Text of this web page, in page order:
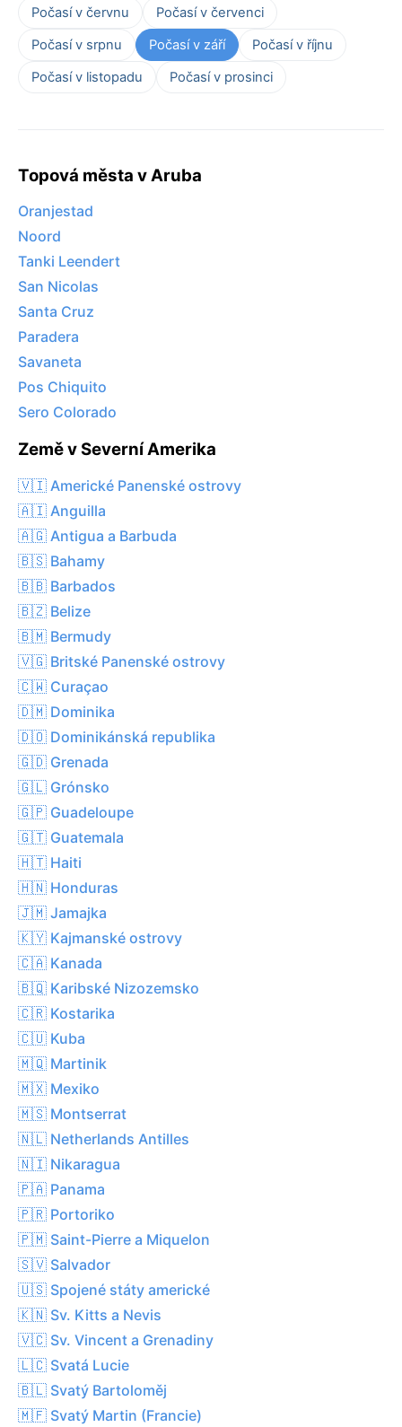
Počasí v červnu
Počasí v červenci
Počasí v srpnu
Počasí v září
Počasí v říjnu
Počasí v listopadu
Počasí v prosinci
Topová města v Aruba
Oranjestad
Noord
Tanki Leendert
San Nicolas
Santa Cruz
Paradera
Savaneta
Pos Chiquito
Sero Colorado
Země v Severní Amerika
🇻🇮 Americké Panenské ostrovy
🇦🇮 Anguilla
🇦🇬 Antigua a Barbuda
🇧🇸 Bahamy
🇧🇧 Barbados
🇧🇿 Belize
🇧🇲 Bermudy
🇻🇬 Britské Panenské ostrovy
🇨🇼 Curaçao
🇩🇲 Dominika
🇩🇴 Dominikánská republika
🇬🇩 Grenada
🇬🇱 Grónsko
🇬🇵 Guadeloupe
🇬🇹 Guatemala
🇭🇹 Haiti
🇭🇳 Honduras
🇯🇲 Jamajka
🇰🇾 Kajmanské ostrovy
🇨🇦 Kanada
🇧🇶 Karibské Nizozemsko
🇨🇷 Kostarika
🇨🇺 Kuba
🇲🇶 Martinik
🇲🇽 Mexiko
🇲🇸 Montserrat
🇳🇱 Netherlands Antilles
🇳🇮 Nikaragua
🇵🇦 Panama
🇵🇷 Portoriko
🇵🇲 Saint-Pierre a Miquelon
🇸🇻 Salvador
🇺🇸 Spojené státy americké
🇰🇳 Sv. Kitts a Nevis
🇻🇨 Sv. Vincent a Grenadiny
🇱🇨 Svatá Lucie
🇧🇱 Svatý Bartoloměj
🇲🇫 Svatý Martin (Francie)